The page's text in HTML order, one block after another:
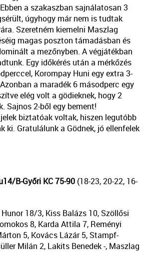
a szakaszban sajnálatosan 3
úgyhogy már nem is tudtak
Szeretném kiemelni Maszlag
magas poszton támadásban és
a mezőnyben. A végjátékban
Egy időkérés után a mérkőzés
Korompay Huni egy extra 3-
a maradék 6 másodperc egy
elég volt a gödieknek, hogy 2
Sajnos 2-ből egy bement!
biztatóak voltak, hiszen legutóbb
ki. Gratulálunk a Gödnek, jó ellenfelek
B-Győri KC75-90 (18-23, 20-22, 16-
18/3, Kiss Balázs 10, Szöllősi
8, Karda Attila 7, Reményi
5, Kovács Lázár 5, Stampf-
Milán 2, Lakits Benedek -, Maszlag